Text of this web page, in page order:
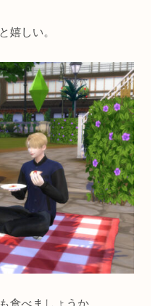
嬉しい。
食べましょうか。